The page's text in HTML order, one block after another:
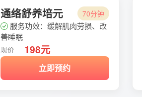
通络舒养培元 70分钟
服务功效：缓解肌肉劳损、改
善睡眠
现价 198元
立即预约